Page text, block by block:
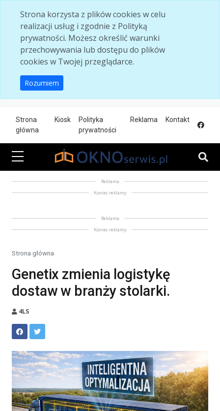
Strona korzysta z plików cookies w celu
realizacji usług i zgodnie z Polityką
prywatności. Możesz określić warunki
przechowywania lub dostępu do plików
cookies w Twojej przeglądarce.
Rozumiem
Strona
główna
Kiosk
Polityka
prywatności
Reklama Kontakt
Reklama
Koniec reklamy
Reklama
Koniec reklamy
Strona główna
Genetix zmienia logistykę
dostaw w branży stolarki.
4LS